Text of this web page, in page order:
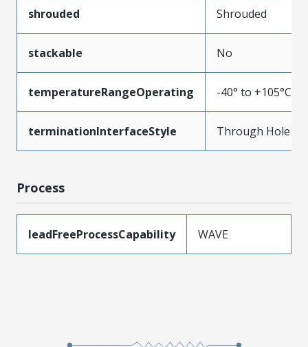
shrouded Shrouded
stackable No
temperatureRangeOperating -40° to +105°C
terminationInterfaceStyle Through Hole
Process
leadFreeProcessCapability WAVE